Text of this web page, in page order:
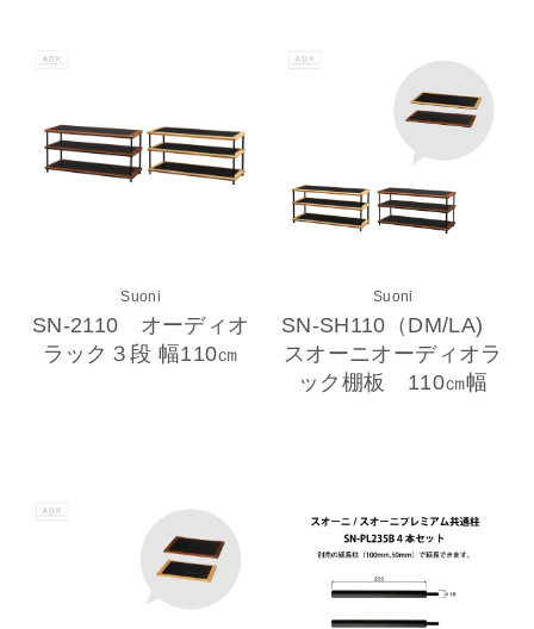
Suoni
SN-2110 オーディオ
ラック３段 幅110㎝
Suoni
SN-SH110（DM/LA)
スオーニオーディオラ
ック棚板 110㎝幅